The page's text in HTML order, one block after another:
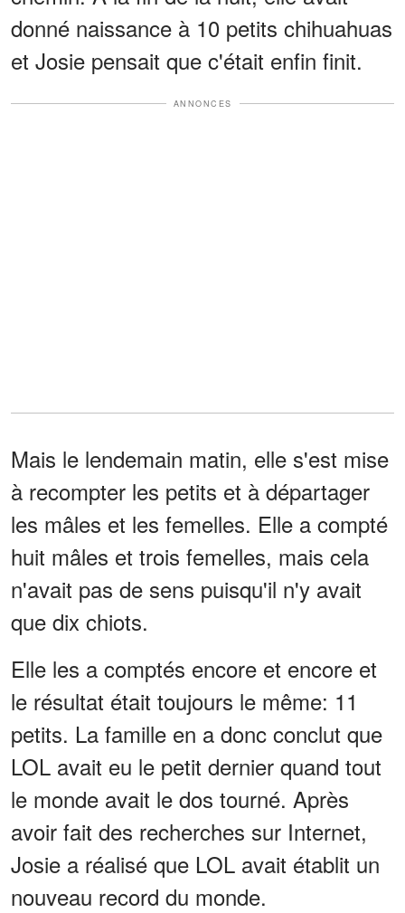
donné naissance à 10 petits chihuahuas
et Josie pensait que c'était enfin finit.
ANNONCES
Mais le lendemain matin, elle s'est mise
à recompter les petits et à départager
les mâles et les femelles. Elle a compté
huit mâles et trois femelles, mais cela
n'avait pas de sens puisqu'il n'y avait
que dix chiots.
Elle les a comptés encore et encore et
le résultat était toujours le même: 11
petits. La famille en a donc conclut que
LOL avait eu le petit dernier quand tout
le monde avait le dos tourné. Après
avoir fait des recherches sur Internet,
Josie a réalisé que LOL avait établit un
nouveau record du monde.